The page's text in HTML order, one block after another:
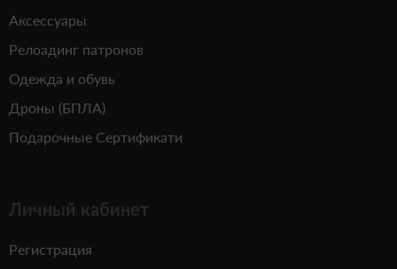
Аксессуары
Релоадинг патронов
Одежда и обувь
Дроны (БПЛА)
Подарочные Сертификати
Личный кабинет
Регистрация